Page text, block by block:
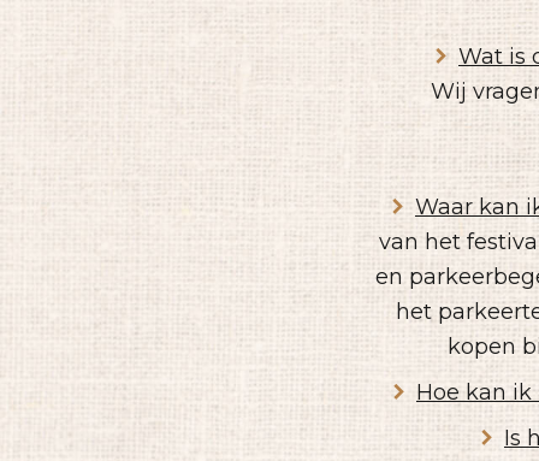
Wat is
Wij
Waar kan
van het
en
het
kopen
Hoe kan
Is